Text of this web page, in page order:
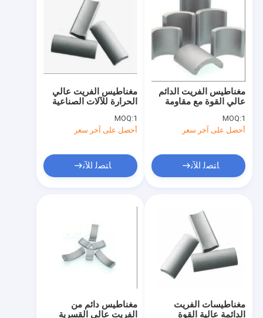
منتجات
عرض الواقع الافتراضي
معلومات عنا
مغناطيس الفريت عالي
الحرارة للآلات الصناعية
MOQ:1
أحصل على آخر سعر
ﺎﺘﺼﻟ ﺍﻶﻧ
مغناطيس الفريت الدائم
عالي القوة مع مقاومة
MOQ:1
أحصل على آخر سعر
ﺎﺘﺼﻟ ﺍﻶﻧ
مغناطيس دائم من
الفريت عالي القسرية
مغناطيسات الفريت
الدائمة عالية القوة